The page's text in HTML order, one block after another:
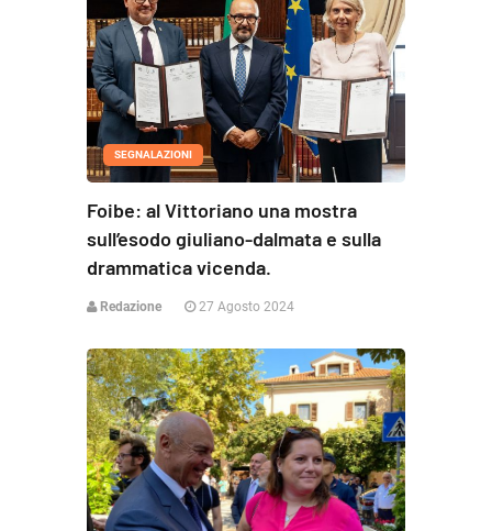
SEGNALAZIONI
Foibe: al Vittoriano una mostra
sull’esodo giuliano-dalmata e sulla
drammatica vicenda.
Redazione 27 Agosto 2024